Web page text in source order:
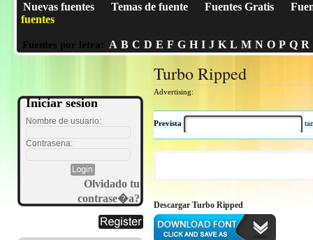
Nuevas fuentes Temas de fuente Fuentes Gratis
fuentes
Fuentes por letra: A B C D E F G H I J K L M N O P Q R
Iniciar sesion
Nombre de usuario:
Contrasena:
Olvidado tu
contrase�a?
Turbo Ripped
Advertising:
Prevista
Descargar Turbo Ripped